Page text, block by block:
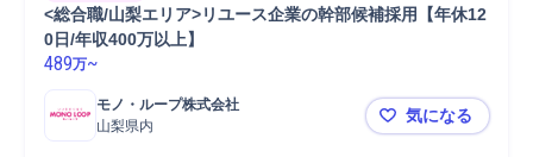
<総合職/山梨エリア>リユース企業の幹部候補採用【年休12
0日/年収400万以上】
489万~
モノ・ループ株式会社
山梨県内
<総合職/山
気になる